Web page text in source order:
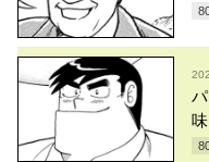
味